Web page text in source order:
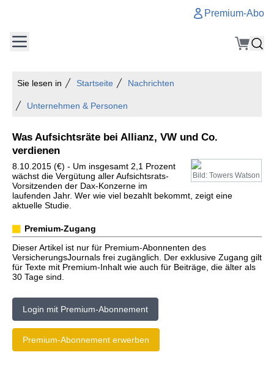
Premium-Abo
Sie lesen in Startseite Nachrichten
Unternehmen & Personen
Was Aufsichtsräte bei Allianz, VW und Co.
verdienen
Bild: Towers Watson
8.10.2015 (€) - Um insgesamt 2,1 Prozent
wächst die Vergütung aller Aufsichtsrats-
Vorsitzenden der Dax-Konzerne im
laufenden Jahr. Wer wie viel bezahlt bekommt, zeigt eine
aktuelle Studie.
Premium-Zugang
Dieser Artikel ist nur für Premium-Abonnenten des
VersicherungsJournals frei zugänglich. Der exklusive Zugang gilt
für Texte mit Premium-Inhalt wie auch für Beiträge, die älter als
30 Tage sind.
Login mit Premium-Abonnement
Premium-Abonnement erwerben